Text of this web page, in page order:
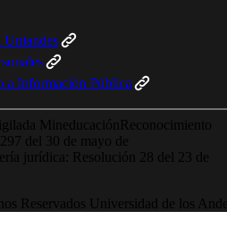
Uniandes
a Información Pública
MineducaciónReconocimiento
del 30 de mayo de
jurídica: Resolución 28 del 23 de
Reservados Universidad de los